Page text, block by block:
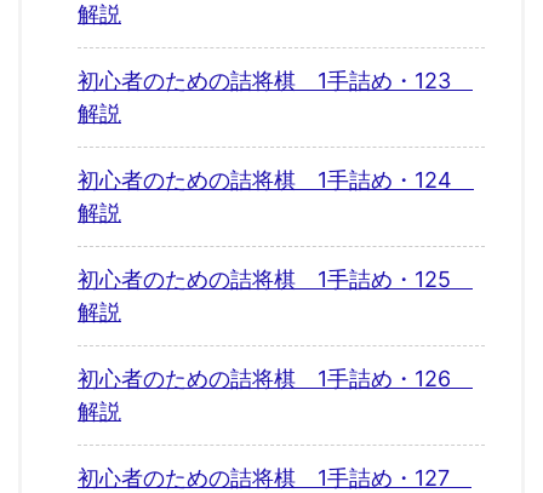
解説
初心者のための詰将棋 1手詰め・123
解説
初心者のための詰将棋 1手詰め・124
解説
初心者のための詰将棋 1手詰め・125
解説
初心者のための詰将棋 1手詰め・126
解説
初心者のための詰将棋 1手詰め・127